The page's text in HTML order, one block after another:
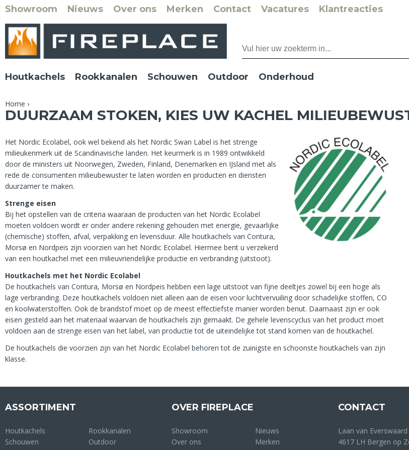
Showroom Nieuws Over ons Merken Contact Vacatures Klantreacties
Houtkachels Rookkanalen Schouwen Outdoor Onderhoud
Home ›
DUURZAAM STOKEN, KIES UW KACHEL
Het Nordic Ecolabel, ook wel bekend als het Nordic Swan Label is het strenge
milieukenmerk uit de Scandinavische landen. Het keurmerk is in 1989 ontwikkeld
door de ministers uit Noorwegen, Zweden, Finland, Denemarken en IJsland met als
rede de consumenten milieubewuster te laten worden en producten en diensten
duurzamer te maken.
Strenge eisen
Bij het opstellen van de criteria waaraan de producten van het Nordic Ecolabel
moeten voldoen wordt er onder andere rekening gehouden met energie, gevaarlijke
(chemische) stoffen, afval, verpakking en levensduur. Alle houtkachels van Contura,
Morsø en Nordpeis zijn voorzien van het Nordic Ecolabel. Hiermee bent u verzekerd
van een houtkachel met een milieuvriendelijke productie en verbranding (uitstoot).
Houtkachels met het Nordic Ecolabel
De houtkachels van Contura, Morsø en Nordpeis hebben een lage uitstoot van fijne deeltjes zowel bij een hoge als
lage verbranding. Deze houtkachels voldoen niet alleen aan de eisen voor luchtvervuiling door schadelijke stoffen, CO
en koolwaterstoffen. Ook de brandstof moet op de meest effectiefste manier worden benut. Daarnaast zijn er ook
eisen gesteld aan het materiaal waarvan de houtkachels zijn gemaakt. De gehele levenscyclus van het product moet
voldoen aan de strenge eisen van het label, van productie tot de uiteindelijke tot stand komen van de houtkachel.
De houtkachels die voorzien zijn van het Nordic Ecolabel behoren tot de zuinigste en schoonste houtkachels van zijn
klasse.
ASSORTIMENT
Houtkachels
Rookkanalen
Schouwen
Outdoor
OVER FIREPLACE
Showroom
Nieuws
Over ons
Merken
CONTACT
Laan van Everswaard
4617 LH Bergen op